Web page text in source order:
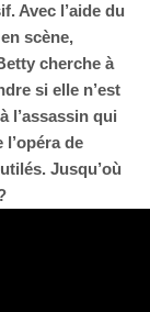
Avec l’aide du
scène,
cherche à
si elle n’est
l’assassin qui
l’opéra de
Jusqu’où